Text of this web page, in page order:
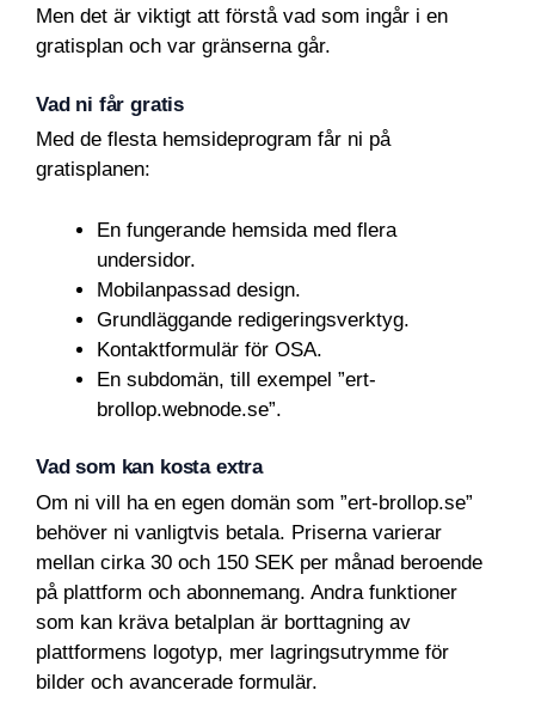
Men det är viktigt att förstå vad som ingår i en
gratisplan och var gränserna går.
Vad ni får gratis
Med de flesta hemsideprogram får ni på
gratisplanen:
En fungerande hemsida med flera
undersidor.
Mobilanpassad design.
Grundläggande redigeringsverktyg.
Kontaktformulär för OSA.
En subdomän, till exempel ”ert-
brollop.webnode.se”.
Vad som kan kosta extra
Om ni vill ha en egen domän som ”ert-brollop.se”
behöver ni vanligtvis betala. Priserna varierar
mellan cirka 30 och 150 SEK per månad beroende
på plattform och abonnemang. Andra funktioner
som kan kräva betalplan är borttagning av
plattformens logotyp, mer lagringsutrymme för
bilder och avancerade formulär.